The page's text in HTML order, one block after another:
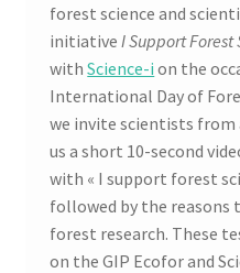
forest science and
initiative I Support Forest
withScience-i on the
International Day of
we invite scientists from
us a short 10-second
with « I support forest
followed by the reasons
forest research. These
on the GIP Ecofor and